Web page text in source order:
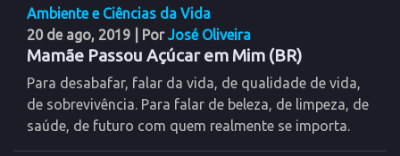
Ambiente e Ciências da Vida
20 de ago, 2019
| PorJosé Oliveira
Mamãe Passou Açúcar em Mim (BR)
Para desabafar, falar da vida, de qualidade de vida,
de sobrevivência. Para falar de beleza, de limpeza, de
saúde, de futuro com quem realmente se importa.